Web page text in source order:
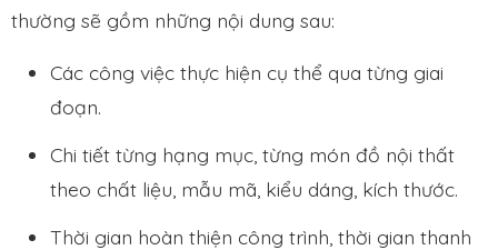
thường sẽ gồm những nội dung sau:
Các công việc thực hiện cụ thể qua từng giai
đoạn.
Chi tiết từng hạng mục, từng món đồ nội thất
theo chất liệu, mẫu mã, kiểu dáng, kích thước.
Thời gian hoàn thiện công trình, thời gian thanh